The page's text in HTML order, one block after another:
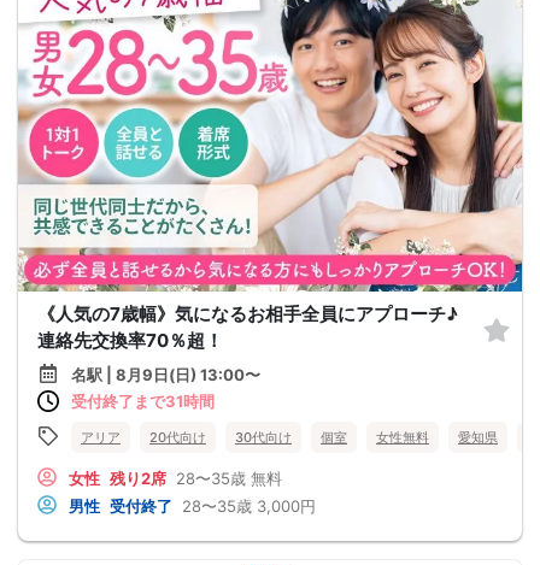
《人気の7歳幅》気になるお相手全員にアプローチ♪
連絡先交換率70％超！
名駅 | 8月9日(日) 13:00〜
受付終了まで31時間
アリア 20代向け 30代向け 個室 女性無料 愛知県
女性 残り2席 28〜35歳 無料
男性 受付終了 28〜35歳 3,000円